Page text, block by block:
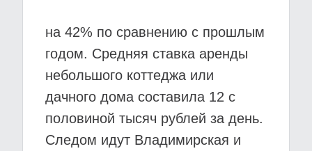
на 42% по сравнению с прошлым
годом. Средняя ставка аренды
небольшого коттеджа или
дачного дома составила 12 с
половиной тысяч рублей за день.
Следом идут Владимирская и